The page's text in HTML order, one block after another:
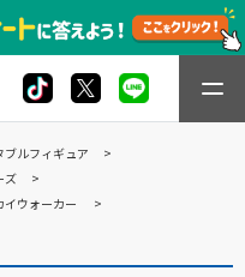
ブルフィギュア
ズ
イウォーカー